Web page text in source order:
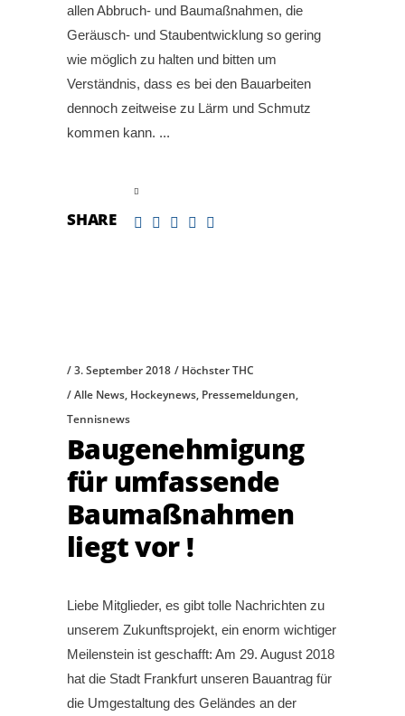
allen Abbruch- und Baumaßnahmen, die
Geräusch- und Staubentwicklung so gering
wie möglich zu halten und bitten um
Verständnis, dass es bei den Bauarbeiten
dennoch zeitweise zu Lärm und Schmutz
kommen kann.
SHARE
3. September 2018
Höchster THC
Alle News, Hockeynews, Pressemeldungen,
Tennisnews
Baugenehmigung
für umfassende
Baumaßnahmen
liegt vor !
Liebe Mitglieder, es gibt tolle Nachrichten zu
unserem Zukunftsprojekt, ein enorm wichtiger
Meilenstein ist geschafft: Am 29. August 2018
hat die Stadt Frankfurt unseren Bauantrag für
die Umgestaltung des Geländes an der